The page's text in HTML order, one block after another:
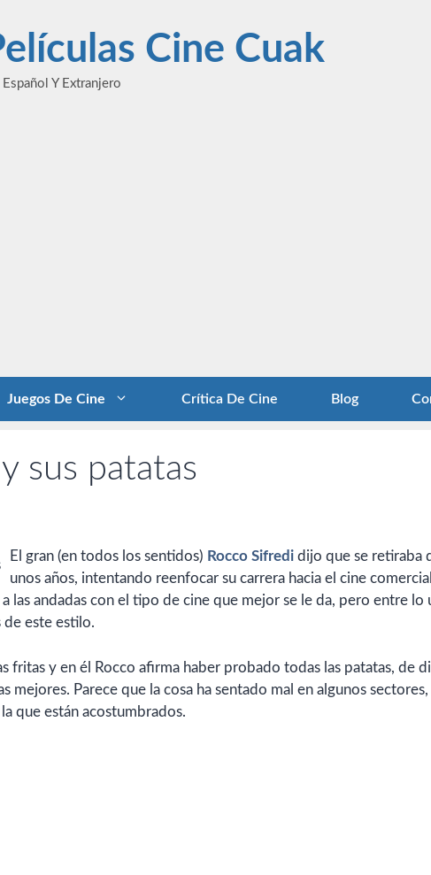
Cine Cuak
Y Extranjero
Juegos De Cine Crítica De Cine Blog
sus patatas
El gran (en todos los sentidos) Rocco Sifredi dijo que se retiraba
unos años, intentando reenfocar su carrera hacia el cine
las andadas con el tipo de cine que mejor se le da, pero entre
de este estilo.
fritas y en él Rocco afirma haber probado todas las patatas, de
mejores. Parece que la cosa ha sentado mal en algunos
que están acostumbrados.